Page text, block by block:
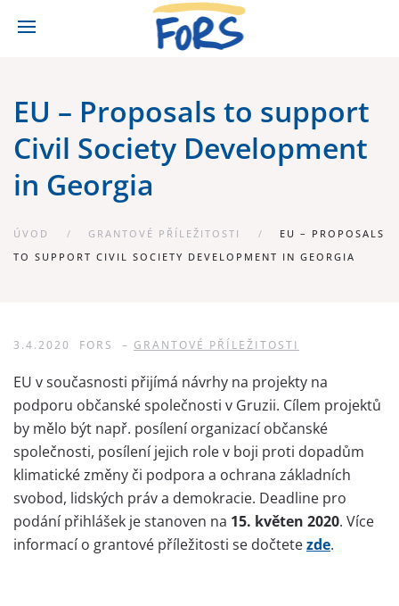
EU – Proposals to support
Civil Society Development
in Georgia
ÚVOD GRANTOVÉ PŘÍLEŽITOSTI
EU – PROPOSALS
TO SUPPORT CIVIL SOCIETY DEVELOPMENT IN GEORGIA
3.4.2020 FORS – GRANTOVÉ PŘÍLEŽITOSTI
EU v současnosti přijímá návrhy na projekty na
podporu občanské společnosti v Gruzii. Cílem projektů
by mělo být např. posílení organizací občanské
společnosti, posílení jejich role v boji proti dopadům
klimatické změny či podpora a ochrana základních
svobod, lidských práv a demokracie. Deadline pro
podání přihlášek je stanoven na 15. květen 2020. Více
informací o grantové příležitosti se dočtetezde.